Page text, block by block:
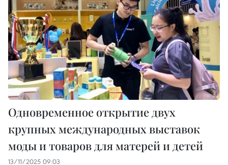
Одновременное открытие двух
крупных международных выставок
моды и товаров для матерей и детей
13/11/2025 09:03